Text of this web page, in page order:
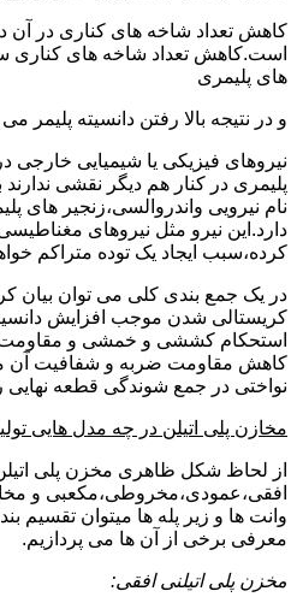
کاهش تعداد شاخه های کناری در آن
است.کاهش تعداد شاخه های کناری
های پلیمری
و در نتیجه بالا رفتن دانسیته پلیمر
نیروهای فیزیکی یا شیمیایی خارجی
پلیمری در کنار هم دیگر نقشی
نام نیرویی واندروالسی،زنجیر های
دارد.این نیرو مثل نیروهای
کرده،سبب ایجاد یک توده متراکم
در یک جمع بندی کلی می توان بیان
کریستالی شدن موجب افزایش
استحکام کششی و خمشی و مقاومت
کاهش مقاومت ضربه و شفافیت آن
نواختی در جمع شوندگی قطعه نهایی
مخازن پلی اتیلن در چه مدل هایی
از لحاظ شکل ظاهری مخزن پلی اتیلن
افقی،عمودی،مخروطی،مکعبی و
وانت ها و زیر پله ها میتوان تقسیم
معرفی برخی از آن ها می پردازیم.
مخزن پلی اتیلنی افقی: